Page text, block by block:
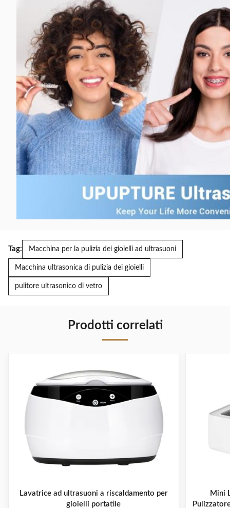
Tag: Macchina per la pulizia dei gioielli ad ultrasuoni
Macchina ultrasonica di pulizia dei gioielli
pulitore ultrasonico di vetro
Prodotti correlati
Lavatrice ad ultrasuoni a riscaldamento per
gioielli portatile
Mini